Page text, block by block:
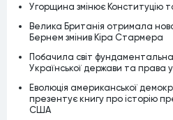
Угорщина змінює Конституцію
Велика Британія отримала
Бернем змінив Кіра Стармера
Побачила світ
Української держави та права у
Еволюція американської
презентує книгу про історію
США